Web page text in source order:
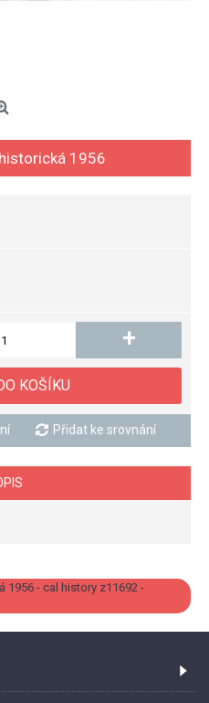
1956
+
KOŠÍKU
Přidat ke srovnání
1956 - cal history z11692 -